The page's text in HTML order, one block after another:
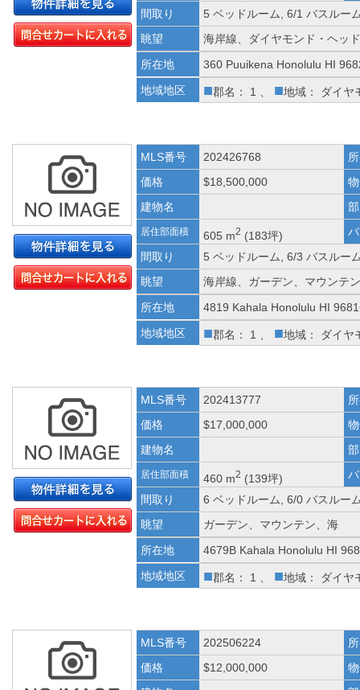
間取り
5 ベッドルーム, 6/1 バスルー
眺望
海岸線、ダイヤモンド・ヘッ
所在地
360 Puuikena Honolulu HI
地域地区
■郡名： 1 、 ■地域： ダイヤ
MLS番号 202426768
価格
$18,500,000
建物名
居住部面積 605 m2 (183坪)
間取り
5 ベッドルーム, 6/3 バスルー
眺望
海岸線、ガーデン、マウンテ
所在地
4819 Kahala Honolulu HI
地域地区
■郡名： 1 、 ■地域： ダイヤ
MLS番号 202413777
価格
$17,000,000
建物名
居住部面積 460 m2 (139坪)
間取り
6 ベッドルーム, 6/0 バスルー
眺望
ガーデン、マウンテン、海
所在地
4679B Kahala Honolulu HI
地域地区
■郡名： 1 、 ■地域： ダイヤ
MLS番号 202506224
価格
$12,000,000